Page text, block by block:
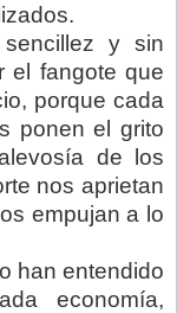
y sin
el fangote que
porque cada
ponen el grito
de los
nos aprietan
empujan a lo
han entendido
economía,